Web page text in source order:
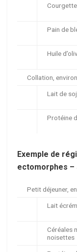
Courgette
Pain de
Huile
Collation,
Lait de
Protéine
Exemple de
ectomorphes –
Petit déjeuner,
Lait
Céréales
noisettes